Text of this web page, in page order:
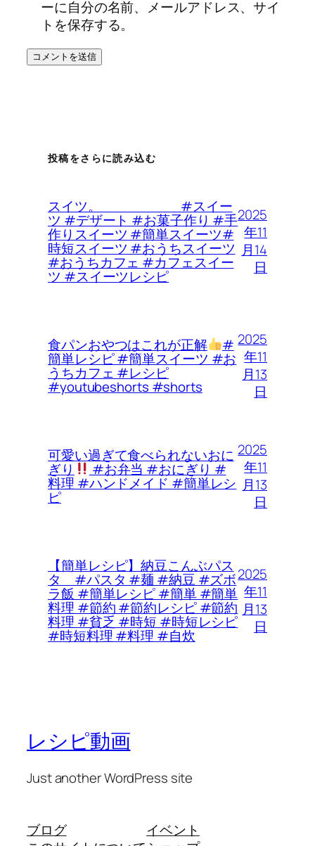
ーに自分の名前、メールアドレス、サイ
トを保存する。
投稿をさらに読み込む
スイツ。 #スイー
ツ #デザート #お菓子作り #手
作りスイーツ #簡単スイーツ#
時短スイーツ #おうちスイーツ
#おうちカフェ #カフェスイー
ツ #スイーツレシピ
2025
年11
月14
日
食パンおやつはこれが正解 #
簡単レシピ #簡単スイーツ #お
うちカフェ #レシピ
#youtubeshorts #shorts
2025
年11
月13
日
可愛い過ぎて食べられないおに
ぎり #お弁当 #おにぎり #
料理 #ハンドメイド #簡単レシ
ピ
2025
年11
月13
日
【簡単レシピ】納豆こんぶパス
タ #パスタ #麺 #納豆 #ズボ
ラ飯 #簡単レシピ #簡単 #簡単
料理 #節約 #節約レシピ #節約
料理 #貧乏 #時短 #時短レシピ
#時短料理 #料理 #自炊
2025
年11
月13
日
レシピ動画
Just another WordPress site
ブログ
イベント